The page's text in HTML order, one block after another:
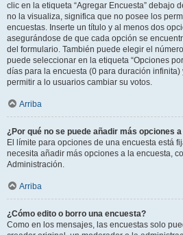
clic en la etiqueta “Agregar Encuesta” debajo
no la visualiza, significa que no posee los
encuestas. Inserte un título y al menos dos
asegurándose de que cada opción se
del formulario. También puede elegir el
puede seleccionar en la etiqueta “Opciones
días para la encuesta (0 para duración
permitir a lo usuarios cambiar su votos.
Arriba
¿Por qué no se puede añadir más opciones
El límite para opciones de una encuesta está
necesita añadir más opciones a la encuesta,
Administración.
Arriba
¿Cómo edito o borro una encuesta?
Como en los mensajes, las encuestas solo